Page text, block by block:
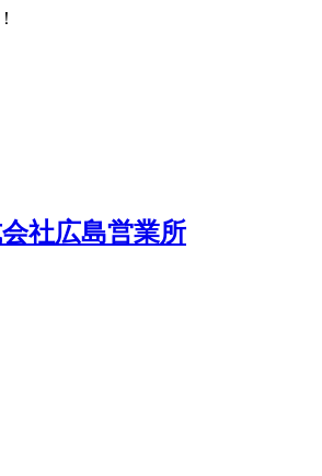
社広島営業所